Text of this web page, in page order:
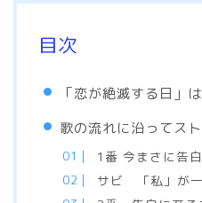
目次
「恋が絶滅する日」
歌の流れに沿ってス
1番 今まさに告
サビ 「私」が一